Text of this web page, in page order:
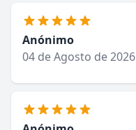
Anónimo
04 de Agosto de 2026